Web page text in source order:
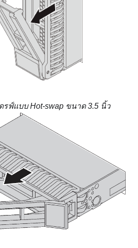
รฟ์แบบ Hot-swap ขนาด 3.5 นิ้ว